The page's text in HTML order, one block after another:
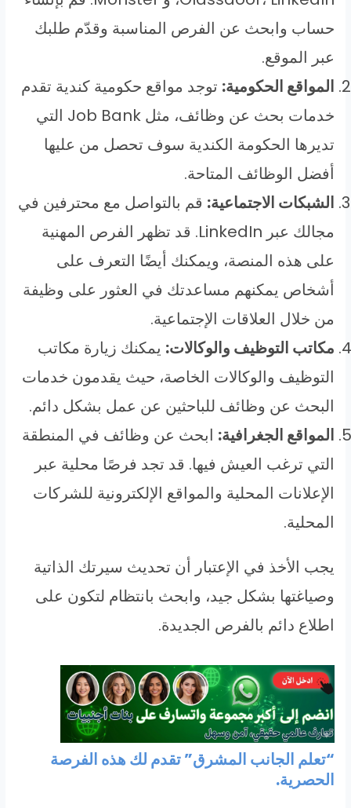
حساب وابحث عن الفرص المناسبة وقدّم طلبك
عبر الموقع.
المواقع الحكومية: توجد مواقع حكومية كندية تقدم
خدمات بحث عن وظائف، مثل Job Bank التي
تديرها الحكومة الكندية سوف تحصل من عليها
أفضل الوظائف المتاحة.
الشبكات الاجتماعية: قم بالتواصل مع محترفين في
مجالك عبر LinkedIn. قد تظهر الفرص المهنية
على هذه المنصة، ويمكنك أيضًا التعرف على
أشخاص يمكنهم مساعدتك في العثور على وظيفة
من خلال العلاقات الإجتماعية.
مكاتب التوظيف والوكالات: يمكنك زيارة مكاتب
التوظيف والوكالات الخاصة، حيث يقدمون خدمات
البحث عن وظائف للباحثين عن عمل بشكل دائم.
المواقع الجغرافية: ابحث عن وظائف في المنطقة
التي ترغب العيش فيها. قد تجد فرصًا محلية عبر
الإعلانات المحلية والمواقع الإلكترونية للشركات
المحلية.
يجب الأخذ في الإعتبار أن تحديث سيرتك الذاتية
وصياغتها بشكل جيد، وابحث بانتظام لتكون على
اطلاع دائم بالفرص الجديدة.
“تعلم الجانب المشرق” تقدم لك هذه الفرصة
الحصرية.